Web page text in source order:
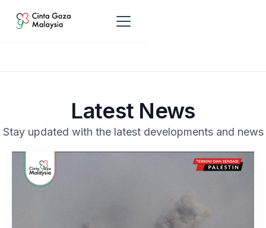
Latest News
Stay updated with the latest developments and news